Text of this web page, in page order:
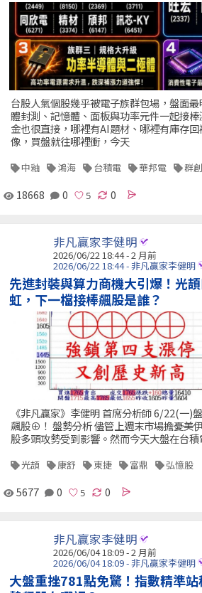
台股人氣個股幾乎被電子族群包場，盤面
體封測、記憶體、面板與功率元件一起接
金也很直接，哪裡有AI題材、哪裡有庫存
像，買盤就往哪裡衝，今天
中釉 鴻海 台積電 華邦電 群創
18668 0 0
非凡贏家李健明
2026/06/22 18:44 - 2 月前
2026/06/22 18:44 - 非凡贏家李健明
先進封裝與算力商機大引爆！光
虹，下一檔接棒飆股是誰？
《非凡贏家》李健明 首席分析師 6/22(一)
飆股⊕！ 盤勢分析 儘管上週末市場擔憂美
股多頭攻勢受到影響。然而今天大盤在台
光頡 康舒 東捷 富鼎 弘憶股
5677 0 0
非凡贏家李健明
2026/06/04 18:09 - 2 月前
2026/06/04 18:09 - 非凡贏家李健明
大盤重挫781點免驚！指數精準